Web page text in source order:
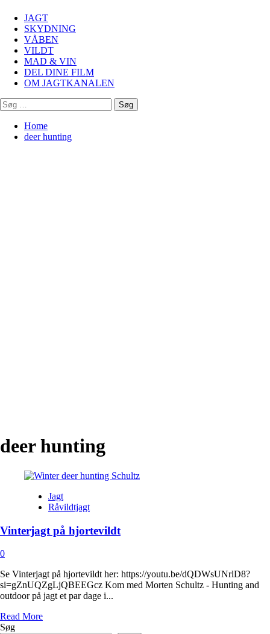
JAGT
SKYDNING
VÅBEN
VILDT
MAD & VIN
DEL DINE FILM
OM JAGTKANALEN
Søg
efter:
Home
deer hunting
deer hunting
Jagt
Råvildtjagt
Vinterjagt på hjortevildt
0
Se Vinterjagt på hjortevildt her: https://youtu.be/dQDWsUNrlD8?
si=gZnUQZgLjQBEEGcz Kom med Morten Schultz - Hunting and
outdoor på jagt et par dage i...
Read MoreRead
Søg